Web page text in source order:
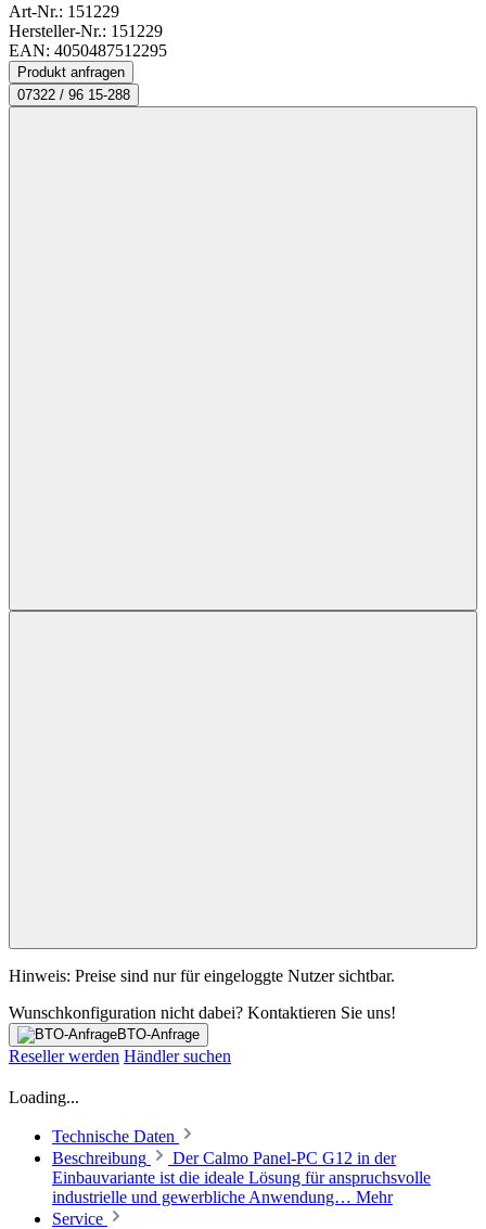
Art-Nr.: 151229
Hersteller-Nr.: 151229
EAN: 4050487512295
Produkt anfragen
07322 / 96 15-288
Hinweis: Preise sind nur für eingeloggte Nutzer sichtbar.
Wunschkonfiguration nicht dabei? Kontaktieren Sie uns!
BTO-Anfrage
Reseller werden Händler suchen
Loading...
Technische Daten
Beschreibung
Der Calmo Panel-PC G12 in der
Einbauvariante ist die ideale Lösung für anspruchsvolle
industrielle und gewerbliche Anwendung… Mehr
Service